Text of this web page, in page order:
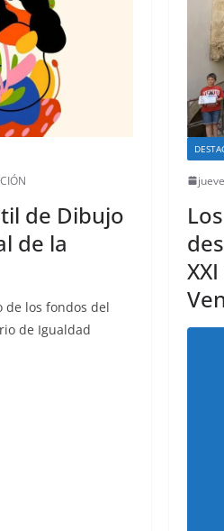
de Dibujo
de la
de los fondos del
de Igualdad